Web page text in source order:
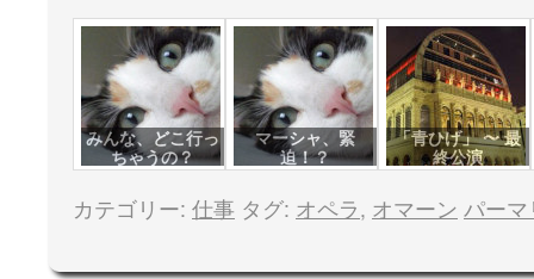
みんな、どこ行っ
ちゃうの？
マーシャ、緊
迫！？
「青ひげ」 〜 最
終公演
カテゴリー: 仕事 タグ: オペラ, オマーン パー